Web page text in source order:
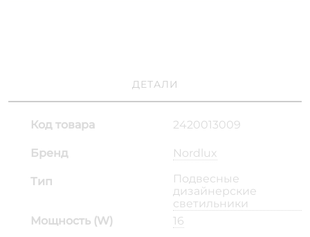
ДЕТАЛИ
Код товара 2420013009
Бренд Nordlux
Тип
Подвесные
дизайнерские
светильники
Мощность (W)
16